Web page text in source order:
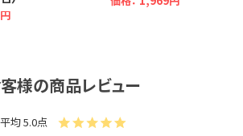
様の商品レビュー
均 5.0点